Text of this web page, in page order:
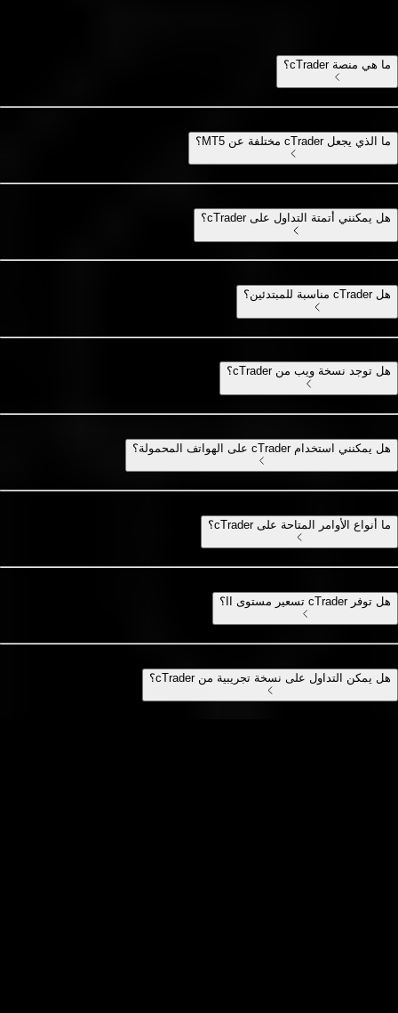
ما هي منصة cTrader؟
ما الذي يجعل cTrader مختلفة عن MT5؟
هل يمكنني أتمتة التداول على cTrader؟
هل cTrader مناسبة للمبتدئين؟
هل توجد نسخة ويب من cTrader؟
هل يمكنني استخدام cTrader على الهواتف المحمولة؟
ما أنواع الأوامر المتاحة على cTrader؟
هل توفر cTrader تسعير مستوى II؟
هل يمكن التداول على نسخة تجريبية من cTrader؟